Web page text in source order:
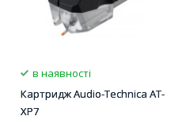
в наявності
Картридж Audio-Technica AT-
XP7